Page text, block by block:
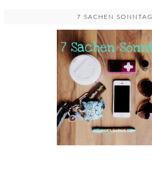
7 SACHEN SONNTAG